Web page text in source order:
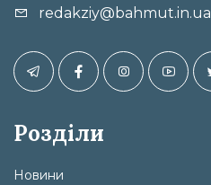
redakziy@bahmut.in.ua
Розділи
Новини